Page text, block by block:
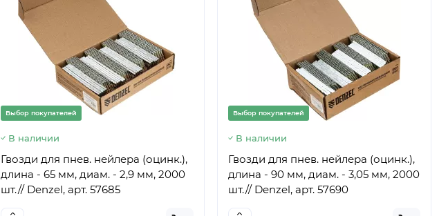
Выбор покупателей
В наличии
Гвозди для пнев. нейлера (оцинк.),
длина - 65 мм, диам. - 2,9 мм, 2000
шт.// Denzel, арт. 57685
Выбор покупателей
В наличии
Гвозди для пнев. нейлера (оцинк.),
длина - 90 мм, диам. - 3,05 мм, 2000
шт.// Denzel, арт. 57690